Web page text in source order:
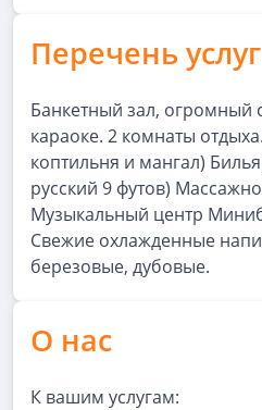
Перечень услуг
Банкетный зал, огромный
караоке. 2 комнаты
коптильня и мангал)
русский 9 футов)
Музыкальный центр
Свежие охлажденные
березовые, дубовые.
О нас
К вашим услугам: